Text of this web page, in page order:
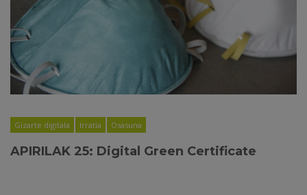
Gizarte digitala Irratia Osasuna
APIRILAK 25: Digital Green Certificate